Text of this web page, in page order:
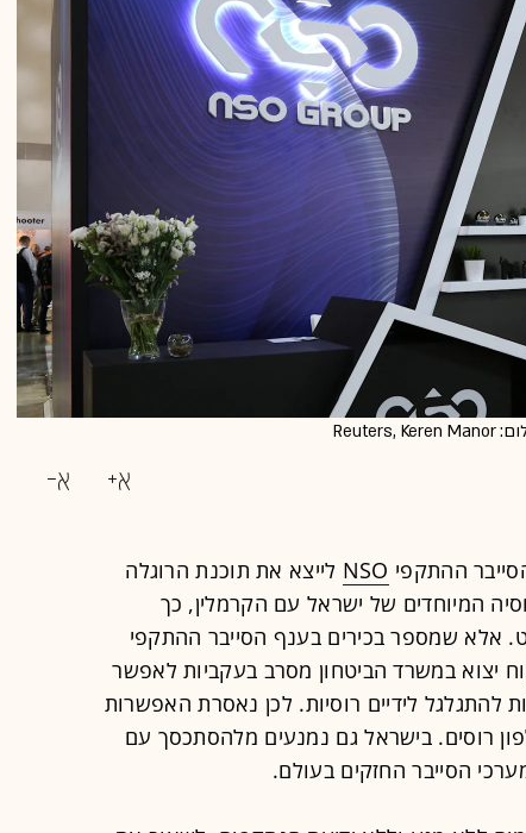
ההתקפי NSO לייצא את תוכנת הרוגלה
המיוחדים של ישראל עם הקרמלין, כך
אלא שמספר בכירים בענף הסייבר ההתקפי
יצוא במשרד הביטחון מסרב בעקביות לאפשר
להתגלגל לידיים רוסיות. לכן נאסרת האפשרות
רוסים. בישראל גם נמנעים מלהסתכסך עם
הסייבר החזקים בעולם.